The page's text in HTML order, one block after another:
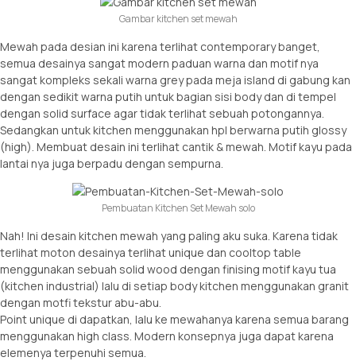
Gambar kitchen set mewah
Mewah pada desian ini karena terlihat contemporary banget,
semua desainya sangat modern paduan warna dan motif nya
sangat kompleks sekali warna grey pada meja island di gabung kan
dengan sedikit warna putih untuk bagian sisi body dan di tempel
dengan solid surface agar tidak terlihat sebuah potongannya.
Sedangkan untuk kitchen menggunakan hpl berwarna putih glossy
(high). Membuat desain ini terlihat cantik & mewah. Motif kayu pada
lantai nya juga berpadu dengan sempurna.
Pembuatan Kitchen Set Mewah solo
Nah! Ini desain kitchen mewah yang paling aku suka. Karena tidak
terlihat moton desainya terlihat unique dan cooltop table
menggunakan sebuah solid wood dengan finising motif kayu tua
(kitchen industrial) lalu di setiap body kitchen menggunakan granit
dengan motfi tekstur abu-abu.
Point unique di dapatkan, lalu ke mewahanya karena semua barang
menggunakan high class. Modern konsepnya juga dapat karena
elemenya terpenuhi semua.